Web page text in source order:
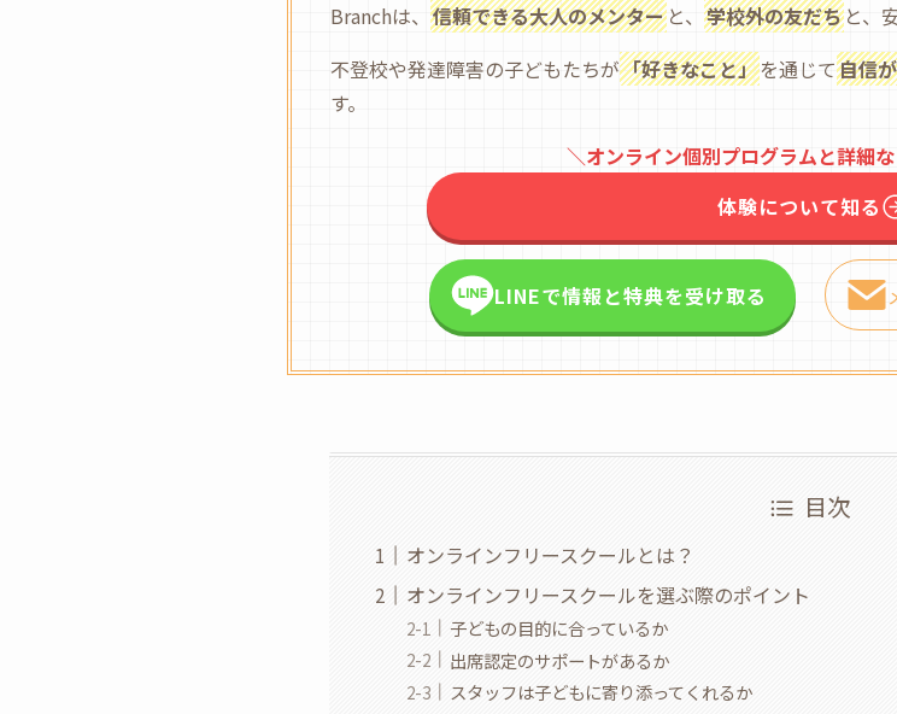
Branchは、 信頼できる大人のメンター と、 学校外の友だち と、
不登校や発達障害の子どもたちが「好きなこと」を通じて自信
す。
＼オンライン個別プログラムと詳細
体験について知る
LINEで情報と特典を受け取る
目次
オンラインフリースクールとは？
オンラインフリースクールを選ぶ際のポイント
子どもの目的に合っているか
出席認定のサポートがあるか
スタッフは子どもに寄り添ってくれるか